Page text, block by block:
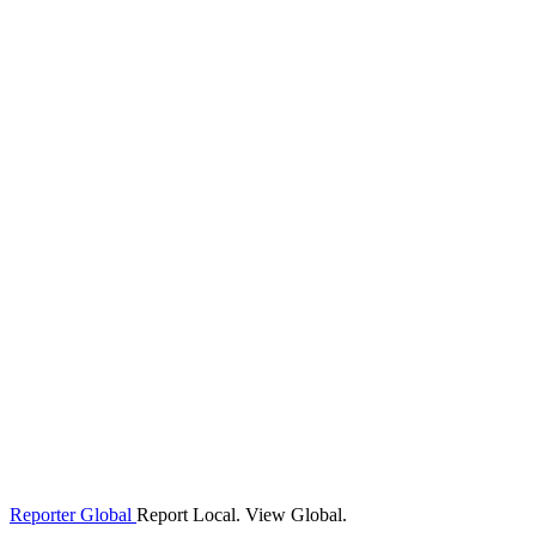
Reporter Global Report Local. View Global.